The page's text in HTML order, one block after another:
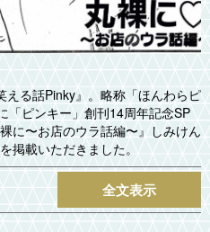
る話Pinky』。略称「ほんわらピ
「ピンキー」創刊14周年記念SP
に〜お店のウラ話編〜』しみけん
掲載いただきました。
全文表示